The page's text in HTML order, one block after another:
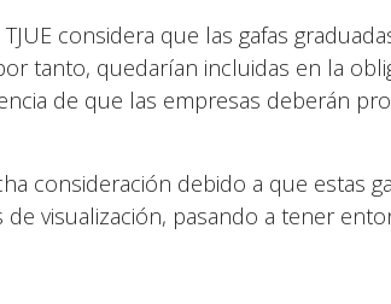
considera que las gafas
tanto, quedarían incluidas en la
de que las empresas deberán
consideración debido a que estas
visualización, pasando a tener